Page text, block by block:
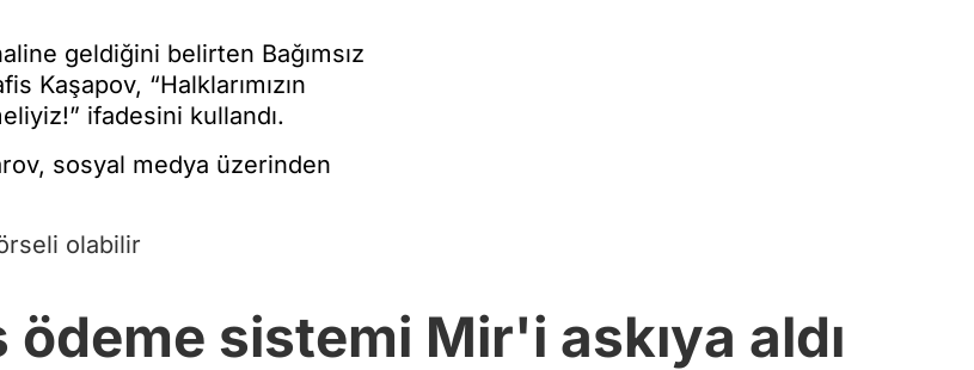
geldiğini belirten Bağımsız
Kaşapov, “Halklarımızın
ifadesini kullandı.
sosyal medya üzerinden
ödeme sistemi Mir'i askıya aldı